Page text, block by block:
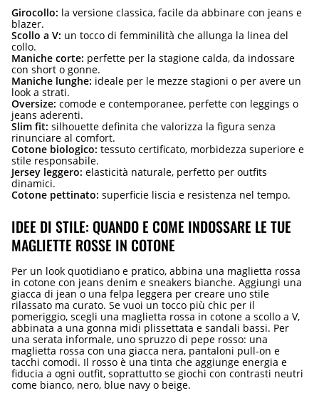
Girocollo: la versione classica, facile da abbinare con jeans e
blazer.
Scollo a V: un tocco di femminilità che allunga la linea del
collo.
Maniche corte: perfette per la stagione calda, da indossare
con short o gonne.
Maniche lunghe: ideale per le mezze stagioni o per avere un
look a strati.
Oversize: comode e contemporanee, perfette con leggings o
jeans aderenti.
Slim fit: silhouette definita che valorizza la figura senza
rinunciare al comfort.
Cotone biologico: tessuto certificato, morbidezza superiore e
stile responsabile.
Jersey leggero: elasticità naturale, perfetto per outfits
dinamici.
Cotone pettinato: superficie liscia e resistenza nel tempo.
IDEE DI STILE: QUANDO E COME INDOSSARE LE TUE
MAGLIETTE ROSSE IN COTONE
Per un look quotidiano e pratico, abbina una maglietta rossa
in cotone con jeans denim e sneakers bianche. Aggiungi una
giacca di jean o una felpa leggera per creare uno stile
rilassato ma curato. Se vuoi un tocco più chic per il
pomeriggio, scegli una maglietta rossa in cotone a scollo a V,
abbinata a una gonna midi plissettata e sandali bassi. Per
una serata informale, uno spruzzo di pepe rosso: una
maglietta rossa con una giacca nera, pantaloni pull-on e
tacchi comodi. Il rosso è una tinta che aggiunge energia e
fiducia a ogni outfit, soprattutto se giochi con contrasti neutri
come bianco, nero, blue navy o beige.